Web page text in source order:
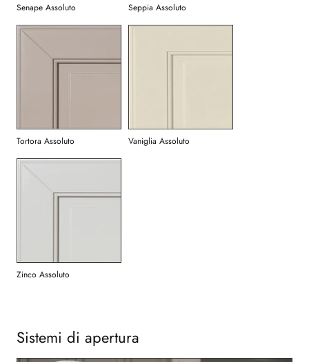
Senape Assoluto Seppia Assoluto
Tortora Assoluto Vaniglia Assoluto
Zinco Assoluto
Sistemi di apertura